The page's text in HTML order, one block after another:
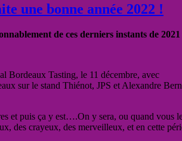
une bonne année 2022 !
de ces derniers instants de
Bordeaux Tasting, le 11 décembre, avec
sur le stand Thiénot, JPS et Alexandre
et puis ça y est….On y sera, ou quand vous
des crayeux, des merveilleux, et en cette